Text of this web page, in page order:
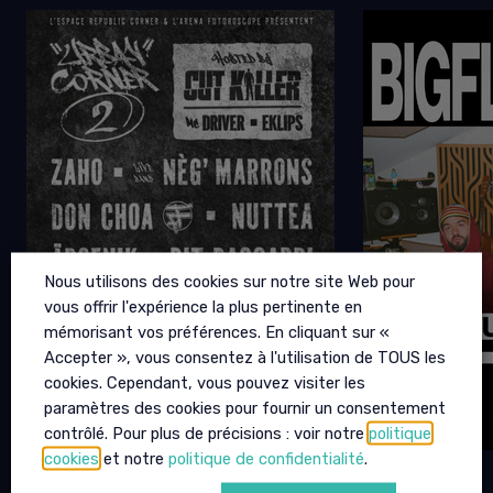
Nous utilisons des cookies sur notre site Web pour
vous offrir l'expérience la plus pertinente en
mémorisant vos préférences. En cliquant sur «
Accepter », vous consentez à l'utilisation de TOUS les
cookies. Cependant, vous pouvez visiter les
paramètres des cookies pour fournir un consentement
contrôlé. Pour plus de précisions : voir notre politique
cookies et notre politique de confidentialité.